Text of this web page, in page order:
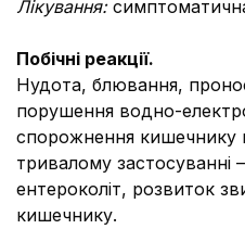
Лікування:
Побічні реакції.
Нудота, блювання,
порушення водно-
спорожнення
тривалому застосуванні
ентероколіт, розвиток
кишечнику.